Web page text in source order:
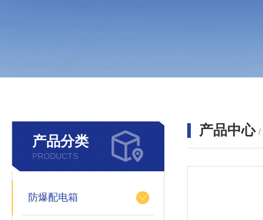
产品分类
PRODUCTS
防爆配电箱
产品中心 /